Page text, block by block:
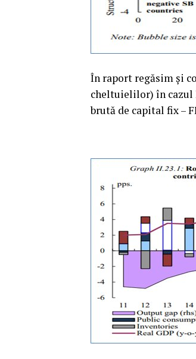
În raport regăsim şi
cheltuielilor) în cazul
brută de capital fix –